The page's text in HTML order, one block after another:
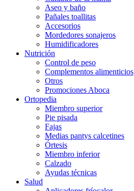
Aseo y baño
Pañales toallitas
Accesorios
Mordedores sonajeros
Humidificadores
Nutrición
Control de peso
Complementos alimenticios
Otros
Promociones Aboca
Ortopedia
Miembro superior
Pie pisada
Fajas
Medias pantys calcetines
Órtesis
Miembro inferior
Calzado
Ayudas técnicas
Salud